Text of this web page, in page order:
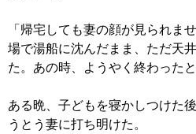
「帰宅しても妻の顔が見られま
場で湯船に沈んだまま、ただ天
た。あの時、ようやく終わったと
ある晩、子どもを寝かしつけた
うとう妻に打ち明けた。